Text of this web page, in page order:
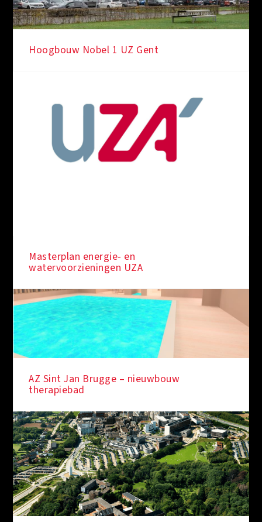
Hoogbouw Nobel 1 UZ Gent
Masterplan energie- en
watervoorzieningen UZA
AZ Sint Jan Brugge – nieuwbouw
therapiebad